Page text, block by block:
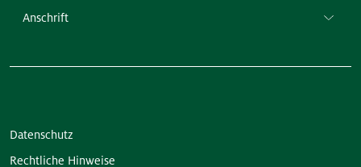
Anschrift
Datenschutz
Rechtliche Hinweise